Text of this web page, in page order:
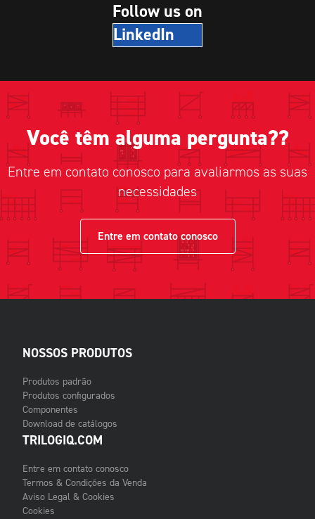
Follow us on
LinkedIn
Você têm alguma pergunta??
Entre em contato conosco para avaliarmos as suas
necessidades
Entre em contato conosco
NOSSOS PRODUTOS
Produtos padrão
Produtos configurados
Componentes
Download de catálogos
TRILOGIQ.COM
Entre em contato conosco
Termos & Condições da Venda
Aviso Legal & Cookies
Cookies